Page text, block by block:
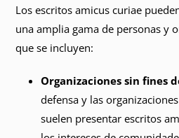
Los escritos amicus curiae
una amplia gama de personas y
que se incluyen:
Organizaciones sin fines
defensa y las
suelen presentar escritos